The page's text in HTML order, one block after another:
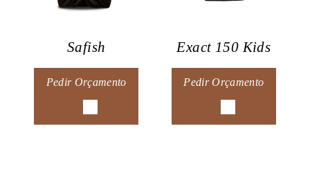
Safish
Pedir Orçamento
Exact 150 Kids
Pedir Orçamento